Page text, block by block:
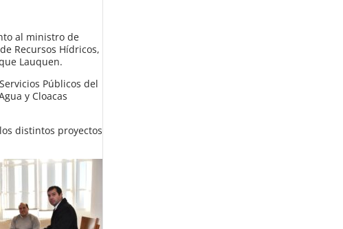
al ministro de
Recursos Hídricos,
Lauquen.
Públicos del
y Cloacas
distintos proyectos